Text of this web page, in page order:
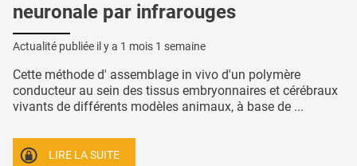
neuronale par infrarouges
Actualité publiée il y a 1 mois 1 semaine
Cette méthode d' assemblage in vivo d'un polymère
conducteur au sein des tissus embryonnaires et cérébraux
vivants de différents modèles animaux, à base de ...
LIRE LA SUITE